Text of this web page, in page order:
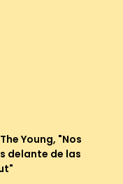
Young, "Nos
delante de las